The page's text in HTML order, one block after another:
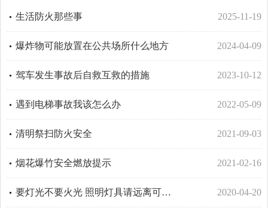
生活防火那些事 2025-11-19
爆炸物可能放置在公共场所什么地方 2024-04-09
驾车发生事故后自救互救的措施 2023-10-12
遇到电梯事故我该怎么办 2022-05-09
清明祭扫防火安全 2021-09-03
烟花爆竹安全燃放提示 2021-02-16
要灯光不要火光 照明灯具请远离可燃物 2020-04-20